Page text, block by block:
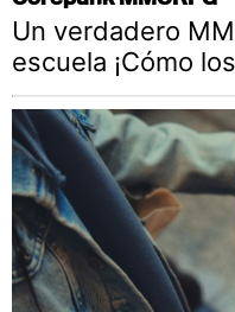
Un verdadero
escuela ¡Cómo